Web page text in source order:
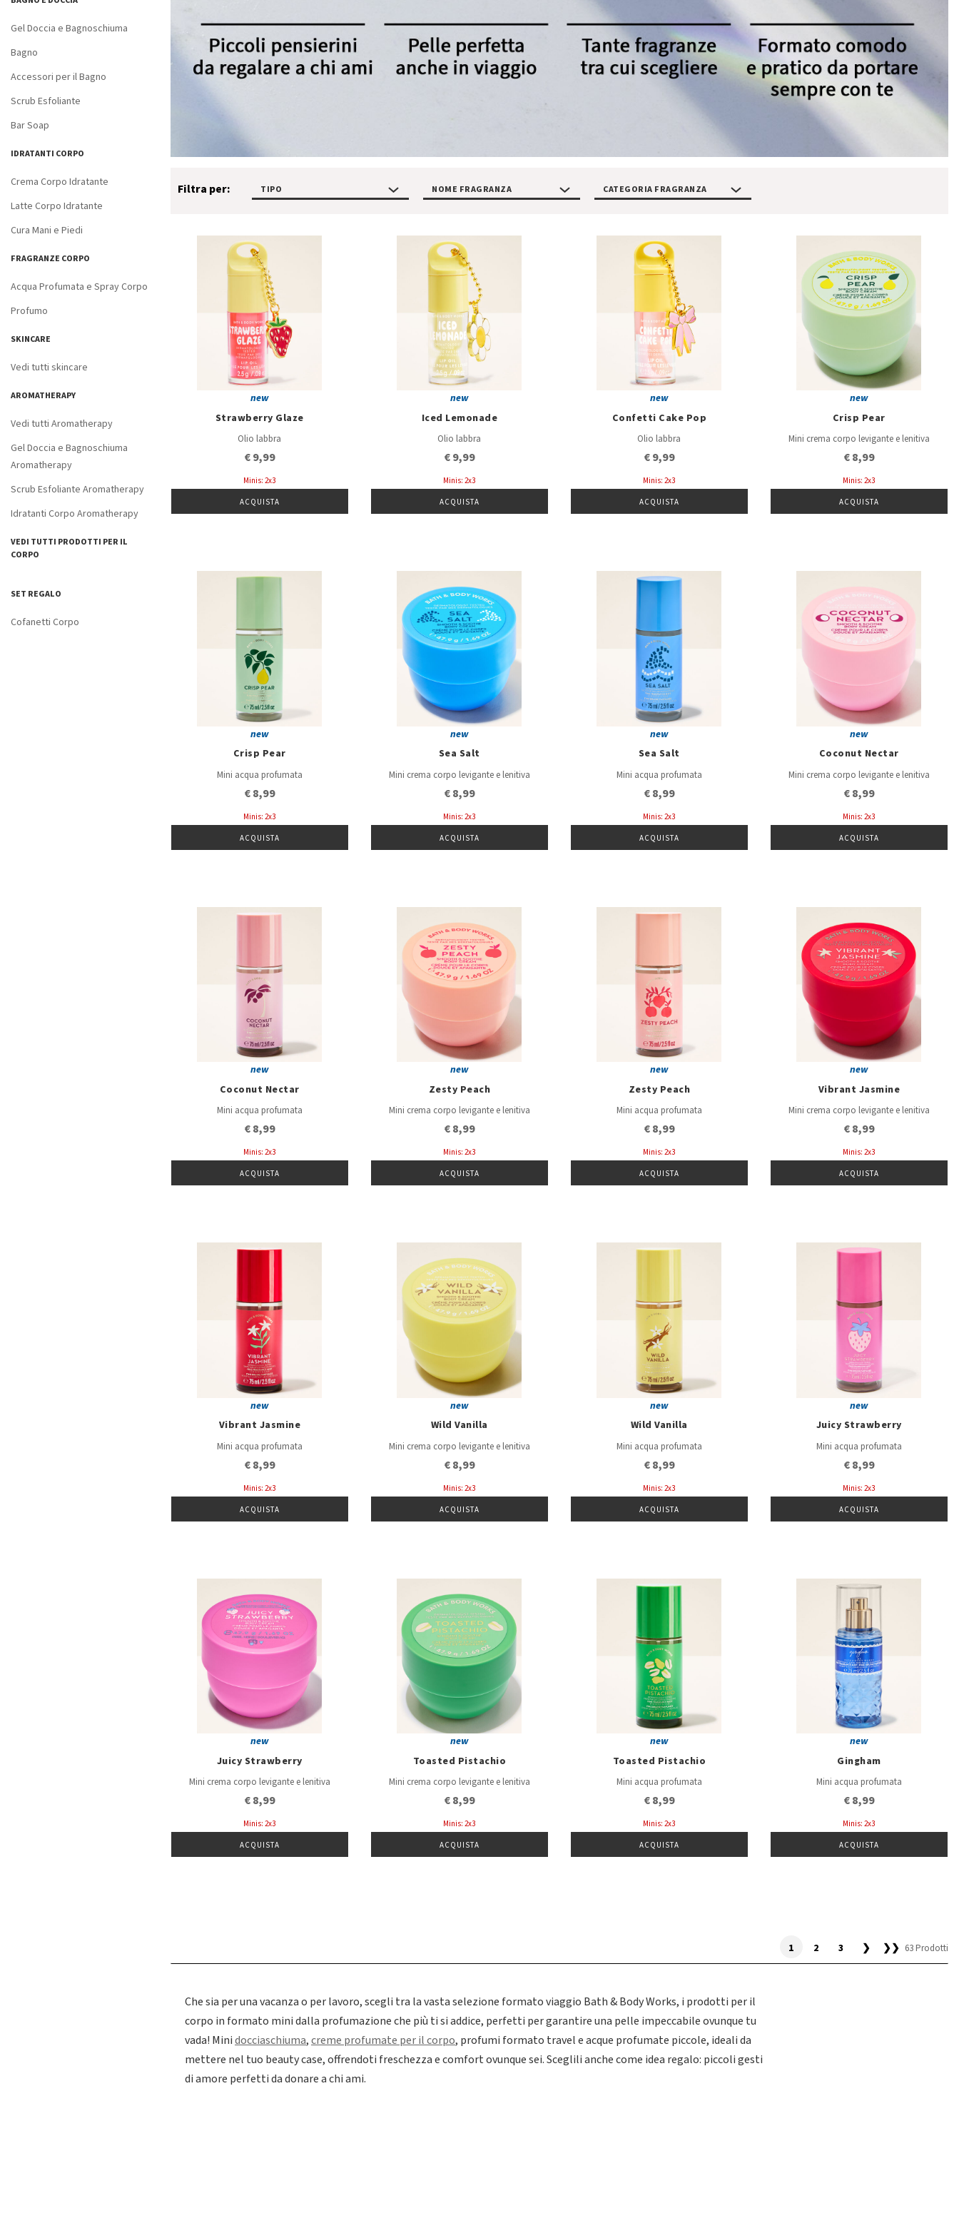
Gel Doccia e Bagnoschiuma
Bagno
Accessori per il Bagno
Scrub Esfoliante
Bar Soap
IDRATANTI CORPO
Crema Corpo Idratante
Latte Corpo Idratante
Cura Mani e Piedi
FRAGRANZE CORPO
Acqua Profumata e Spray Corpo
Profumo
SKINCARE
Vedi tutti skincare
AROMATHERAPY
Vedi tutti Aromatherapy
Gel Doccia e Bagnoschiuma
Aromatherapy
Scrub Esfoliante Aromatherapy
Idratanti Corpo Aromatherapy
VEDI TUTTI PRODOTTI PER IL
CORPO
SET REGALO
Cofanetti Corpo
Filtra per: TIPO NOME FRAGRANZA CATEGORIA FRAGRANZA
new
Strawberry Glaze
Olio labbra
€ 9,99
Minis: 2x3
ACQUISTA
new
Iced Lemonade
Olio labbra
€ 9,99
Minis: 2x3
ACQUISTA
new
Confetti Cake Pop
Olio labbra
€ 9,99
Minis: 2x3
ACQUISTA
new
Crisp Pear
Mini crema corpo levigante e lenitiva
€ 8,99
Minis: 2x3
ACQUISTA
new
Crisp Pear
Mini acqua profumata
€ 8,99
Minis: 2x3
ACQUISTA
new
Sea Salt
Mini crema corpo levigante e lenitiva
€ 8,99
Minis: 2x3
ACQUISTA
new
Sea Salt
Mini acqua profumata
€ 8,99
Minis: 2x3
ACQUISTA
new
Coconut Nectar
Mini crema corpo levigante e lenitiva
€ 8,99
Minis: 2x3
ACQUISTA
new
Coconut Nectar
Mini acqua profumata
€ 8,99
Minis: 2x3
ACQUISTA
new
Zesty Peach
Mini crema corpo levigante e lenitiva
€ 8,99
Minis: 2x3
ACQUISTA
new
Zesty Peach
Mini acqua profumata
€ 8,99
Minis: 2x3
ACQUISTA
new
Vibrant Jasmine
Mini crema corpo levigante e lenitiva
€ 8,99
Minis: 2x3
ACQUISTA
new
Vibrant Jasmine
Mini acqua profumata
€ 8,99
Minis: 2x3
ACQUISTA
new
Wild Vanilla
Mini crema corpo levigante e lenitiva
€ 8,99
Minis: 2x3
ACQUISTA
new
Wild Vanilla
Mini acqua profumata
€ 8,99
Minis: 2x3
ACQUISTA
new
Juicy Strawberry
Mini acqua profumata
€ 8,99
Minis: 2x3
ACQUISTA
new
Juicy Strawberry
Mini crema corpo levigante e lenitiva
€ 8,99
Minis: 2x3
ACQUISTA
new
Toasted Pistachio
Mini crema corpo levigante e lenitiva
€ 8,99
Minis: 2x3
ACQUISTA
new
Toasted Pistachio
Mini acqua profumata
€ 8,99
Minis: 2x3
ACQUISTA
new
Gingham
Mini acqua profumata
€ 8,99
Minis: 2x3
ACQUISTA
1 2 3 ❯ ❯❯ 63 Prodotti
Che sia per una vacanza o per lavoro, scegli tra la vasta selezione formato viaggio Bath & Body Works, i prodotti per il
corpo in formato mini dalla profumazione che più ti si addice, perfetti per garantire una pelle impeccabile ovunque tu
vada! Minidocciaschiuma,creme profumate per il corpo, profumi formato travel e acque profumate piccole, ideali da
mettere nel tuo beauty case, offrendoti freschezza e comfort ovunque sei. Sceglili anche come idea regalo: piccoli gesti
di amore perfetti da donare a chi ami.